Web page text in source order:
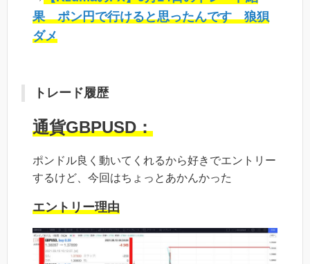
果 ポン円で行けると思ったんです 狼狽
ダメ
トレード履歴
通貨GBPUSD：
ポンドル良く動いてくれるから好きでエントリー
するけど、今回はちょっとあかんかった
エントリー理由